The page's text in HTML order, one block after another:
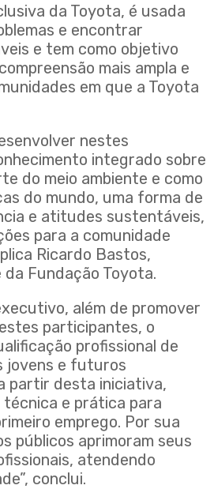
da Toyota, é usada
e encontrar
e tem como objetivo
mais ampla e
em que a Toyota
nestes
integrado sobre
do meio ambiente e como
do mundo, uma forma de
e atitudes sustentáveis,
para a comunidade
Ricardo Bastos,
Fundação Toyota.
além de promover
participantes, o
profissional de
jovens e futuros
partir desta iniciativa,
e prática para
emprego. Por sua
públicos aprimoram seus
atendendo
conclui.